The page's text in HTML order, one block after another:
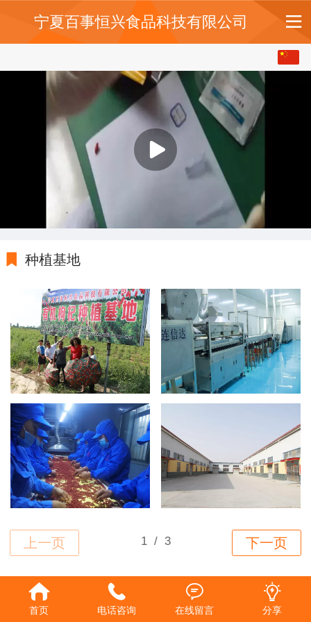
宁夏百事恒兴食品科技有限公司
English
种植基地
Top
首页 电话咨询 在线留言 分享